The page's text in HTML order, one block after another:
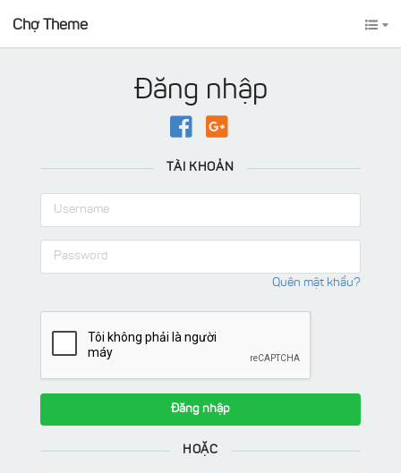
Chợ Theme
Đăng nhập
TÀI KHOẢN
Quên mật khẩu?
Đăng nhập
HOẶC